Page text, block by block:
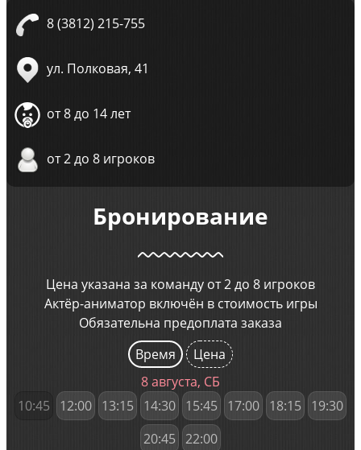
8 (3812) 215-755
ул. Полковая, 41
от 8 до 14 лет
от 2 до 8 игроков
Бронирование
Цена указана за команду от 2 до 8 игроков
Актёр-аниматор включён в стоимость игры
Обязательна предоплата заказа
Время
Цена
8 августа, СБ
10:45
12:00 13:15 14:30 15:45 17:00 18:15 19:30
20:45 22:00